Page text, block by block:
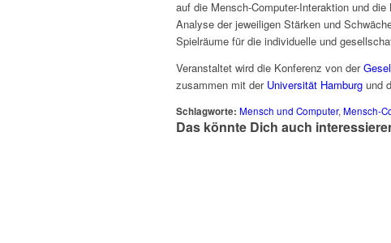
auf die Mensch-Computer-Interaktion und
Analyse der jeweiligen Stärken und
Spielräume für die individuelle und
Veranstaltet wird die Konferenz von der
zusammen mit der Universität Hamburg und
Schlagworte: Mensch und Computer, Mensch-
Das könnte Dich auch